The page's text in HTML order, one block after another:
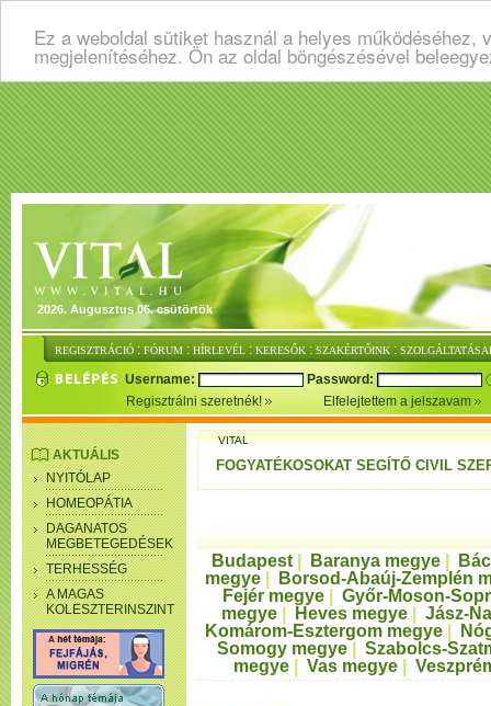
Ez a weboldal sütiket használ a helyes
megjelenítéséhez. Ön az oldal böngészésével
2026. Augusztus 06. csütörtök
REGISZTRÁCIÓ : FÓRUM : HÍRLEVÉL : KERESŐK : SZAKÉRTŐINK :
Username:
Password:
Regisztrálni szeretnék!
Elfelejtettem a jelszavam
AKTUÁLIS
NYITÓLAP
HOMEOPÁTIA
DAGANATOS
MEGBETEGEDÉSEK
TERHESSÉG
A MAGAS
KOLESZTERINSZINT
VITAL
FOGYATÉKOSOKAT SEGÍTŐ CIVIL
Budapest Baranya megye
megye|
Borsod-Abaúj-Zemplén
Fejér megye| Győr-Moson-
megye| Heves megye| Jász-
Komárom-Esztergom megye
Somogy megye
Szabolcs-
megye| Vas megye|